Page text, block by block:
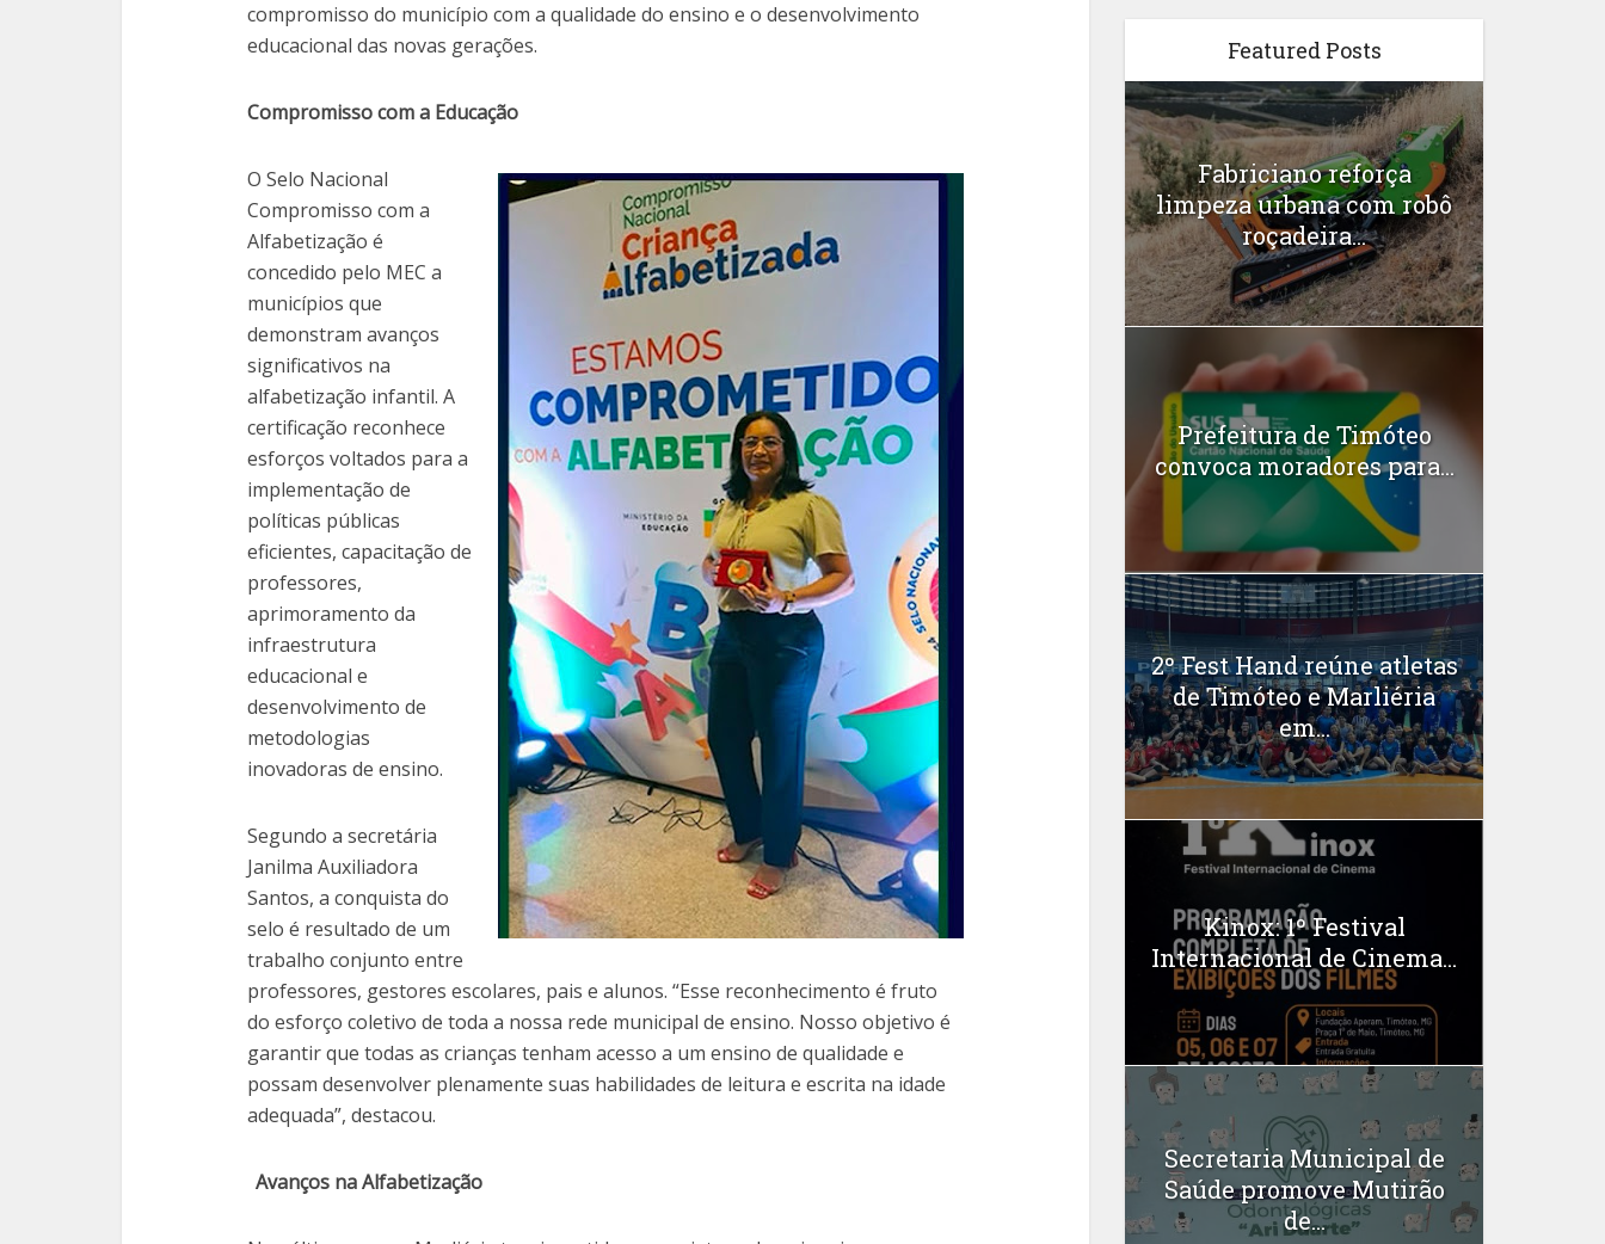
compromisso do município com a qualidade do ensino e o desenvolvimento
educacional das novas gerações.
Compromisso com a Educação
O Selo Nacional
Compromisso com a
Alfabetização é
concedido pelo MEC a
municípios que
demonstram avanços
significativos na
alfabetização infantil. A
certificação reconhece
esforços voltados para a
implementação de
políticas públicas
eficientes, capacitação de
professores,
aprimoramento da
infraestrutura
educacional e
desenvolvimento de
metodologias
inovadoras de ensino.
Segundo a secretária
Janilma Auxiliadora
Santos, a conquista do
selo é resultado de um
trabalho conjunto entre
professores, gestores escolares, pais e alunos. “Esse reconhecimento é fruto
do esforço coletivo de toda a nossa rede municipal de ensino. Nosso objetivo é
garantir que todas as crianças tenham acesso a um ensino de qualidade e
possam desenvolver plenamente suas habilidades de leitura e escrita na idade
adequada”, destacou.
Avanços na Alfabetização
Featured Posts
Fabriciano reforça
limpeza urbana com robô
roçadeira...
Prefeitura de Timóteo
convoca moradores para...
2º Fest Hand reúne atletas
de Timóteo e Marliéria
em...
Kinox: 1º Festival
Internacional de Cinema...
Secretaria Municipal de
Saúde promove Mutirão
de...